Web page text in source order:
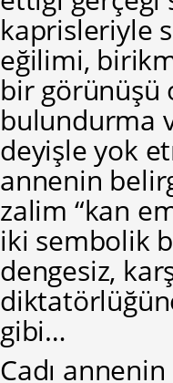
kaprisleriyle
eğilimi,
bir görünüşü
bulundurma
deyişle yok
annenin
zalim “kan
iki sembolik
dengesiz,
gibi…
Cadı